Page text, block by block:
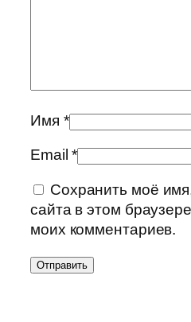
Имя *
Email*
Сохранить моё
сайта в этом
моих комментариев.